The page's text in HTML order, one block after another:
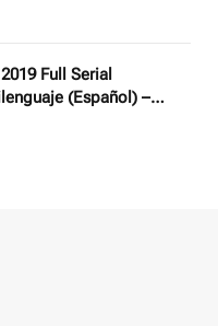
Full Serial
(Español) –